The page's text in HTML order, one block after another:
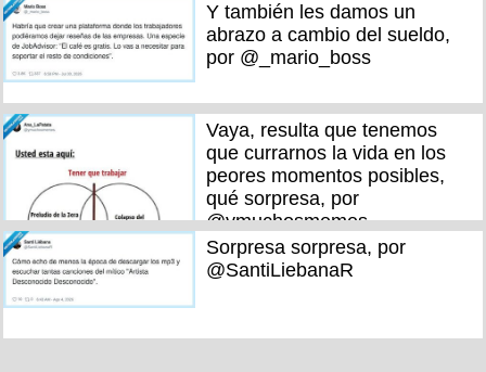
Y también les damos un
abrazo a cambio del sueldo,
por @_mario_boss
Vaya, resulta que tenemos
que currarnos la vida en los
peores momentos posibles,
qué sorpresa, por
@ymuchosmemes
Sorpresa sorpresa, por
@SantiLiebanaR